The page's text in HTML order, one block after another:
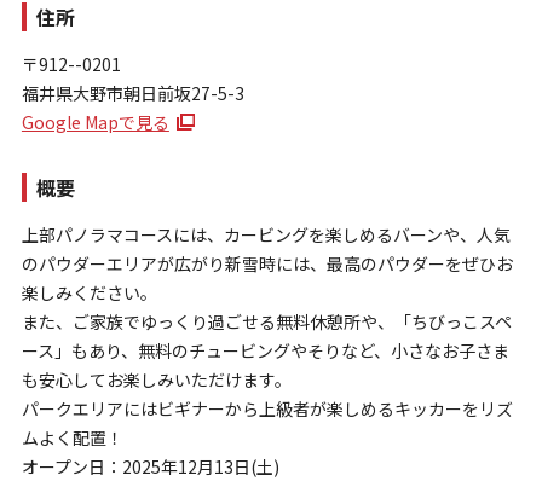
お問い合わせ
特定商取引法に基づく表示
住所
〒912--0201
福井県大野市朝日前坂27-5-3
Google Mapで見る
概要
上部パノラマコースには、カービングを楽しめるバーンや、人気
のパウダーエリアが広がり新雪時には、最高のパウダーをぜひお
楽しみください。
また、ご家族でゆっくり過ごせる無料休憩所や、「ちびっこスペ
ース」もあり、無料のチュービングやそりなど、小さなお子さま
も安心してお楽しみいただけます。
パークエリアにはビギナーから上級者が楽しめるキッカーをリズ
ムよく配置！
オープン日：2025年12月13日(土)